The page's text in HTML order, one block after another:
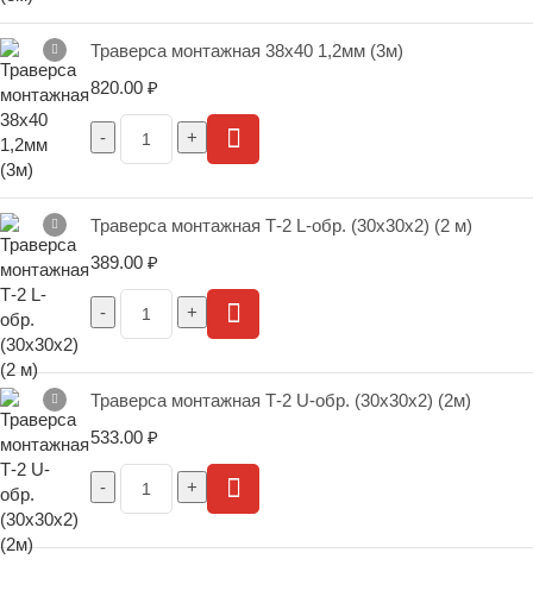
Траверса монтажная 38х40 1,2мм (3м)
820.00 ₽
Траверса монтажная Т-2 L-обр. (30х30х2) (2 м)
389.00 ₽
Траверса монтажная Т-2 U-обр. (30х30х2) (2м)
533.00 ₽